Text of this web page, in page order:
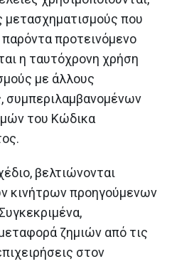
μετασχηματισμούς που
προτεινόμενο
η ταυτόχρονη χρήση
με άλλους
συμπεριλαμβανομένων
του Κώδικα
βελτιώνονται
κινήτρων προηγούμενων
ζημιών από τις
στον